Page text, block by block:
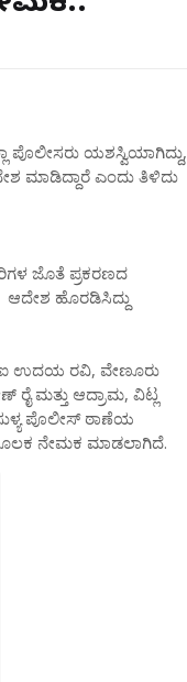
ಪೊಲೀಸರು ಯಶಸ್ವಿಯಾಗಿದ್ದು,
ಮಾಡಿದ್ದಾರೆ ಎಂದು ತಿಳಿದು
ಜೊತೆ ಪ್ರಕರಣದ
ಹೊರಡಿಸಿದ್ದು
ಉದಯ ರವಿ, ವೇಣೂರು
ಮತ್ತು ಆದ್ರಾಮ, ವಿಟ್ಲ
ಪೊಲೀಸ್ ಠಾಣೆಯ
ನೇಮಕ ಮಾಡಲಾಗಿದೆ.